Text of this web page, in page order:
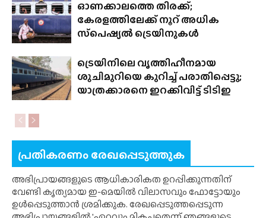
ഓണക്കാലത്തെ തിരക്ക്;
കേരളത്തിലേക്ക് നൂറ് അധിക
സ്‌പെഷ്യൽ ട്രെയിനുകൾ
ട്രെയിനിലെ വൃത്തിഹീനമായ
ശുചിമുറിയെ കുറിച്ച് പരാതിപ്പെട്ടു;
യാത്രക്കാരനെ ഇറക്കിവിട്ട് ടിടിഇ
പ്രതികരണം രേഖപ്പെടുത്തുക
അഭിപ്രായങ്ങളുടെ ആധികാരികത ഉറപ്പിക്കുന്നതിന്
വേണ്ടി കൃത്യമായ ഇ-മെയിൽ വിലാസവും ഫോട്ടോയും
ഉൾപ്പെടുത്താൻ ശ്രമിക്കുക. രേഖപ്പെടുത്തപ്പെടുന്ന